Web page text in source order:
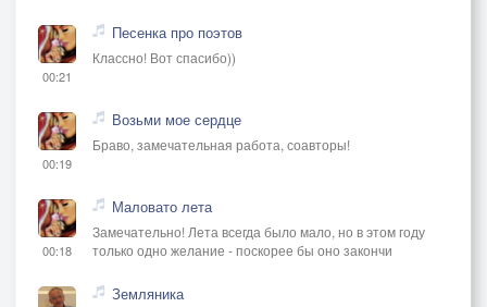
00:21
Песенка про поэтов
Классно! Вот спасибо))
00:19
Возьми мое сердце
Браво, замечательная работа, соавторы!
00:18
Маловато лета
Замечательно! Лета всегда было мало, но в этом году
только одно желание - поскорее бы оно закончи
Земляника